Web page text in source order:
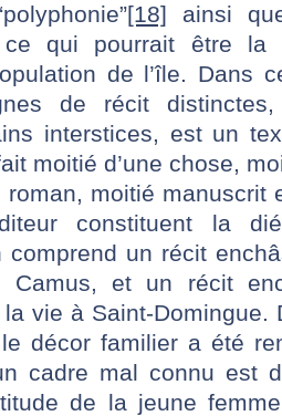
[18] ainsi
ce qui pourrait être
de l’île. Dans
de récit
interstices, est un
moitié d’une chose,
moitié manuscrit
constituent la
comprend un récit
Camus, et un récit
vie à Saint-Domingue.
décor familier a été
cadre mal connu est
de la jeune